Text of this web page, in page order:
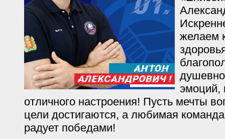
желаем
эмоций,
отличного настроения! Пусть мечты
цели достигаются, а любимая
радует победами!